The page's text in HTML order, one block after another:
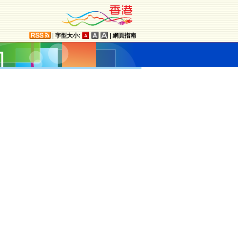
字型大小: 網頁指南